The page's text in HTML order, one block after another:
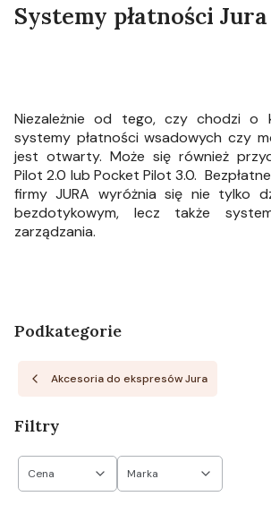
Systemy płatności Jura
Niezależnie od tego, czy chodzi o
systemy płatności wsadowych czy
jest otwarty. Może się również
Pilot 2.0 lub Pocket Pilot 3.0.
firmy JURA wyróżnia się nie tylko
bezdotykowym, lecz także
zarządzania.
Podkategorie
Akcesoria do ekspresów Jura
Filtry
Cena Marka